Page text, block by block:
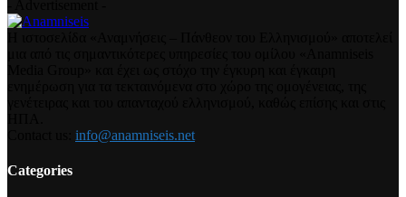
info@anamniseis.net
Categories